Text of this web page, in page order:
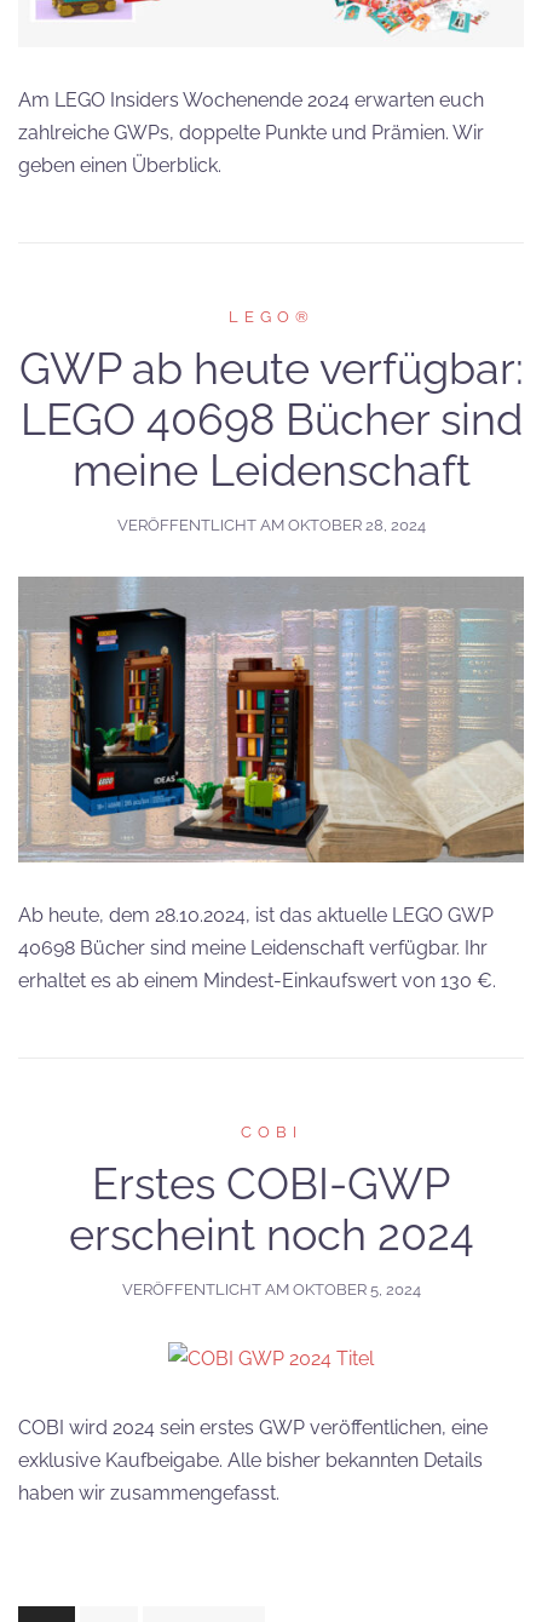
Am LEGO Insiders Wochenende 2024 erwarten euch
zahlreiche GWPs, doppelte Punkte und Prämien. Wir
geben einen Überblick.
LEGO®
GWP ab heute verfügbar:
LEGO 40698 Bücher sind
meine Leidenschaft
VERÖFFENTLICHT AM OKTOBER 28, 2024
Ab heute, dem 28.10.2024, ist das aktuelle LEGO GWP
40698 Bücher sind meine Leidenschaft verfügbar. Ihr
erhaltet es ab einem Mindest-Einkaufswert von 130 €.
COBI
Erstes COBI-GWP
erscheint noch 2024
VERÖFFENTLICHT AM OKTOBER 5, 2024
COBI wird 2024 sein erstes GWP veröffentlichen, eine
exklusive Kaufbeigabe. Alle bisher bekannten Details
haben wir zusammengefasst.